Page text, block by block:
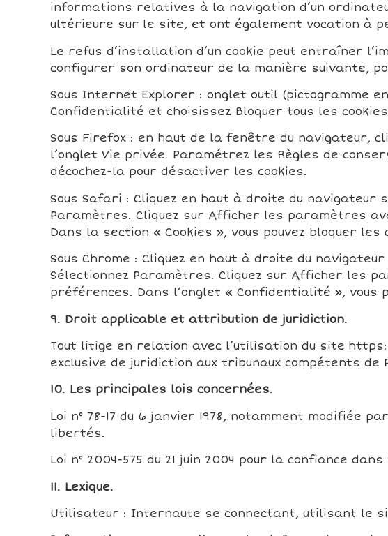
informations relatives à la navigation d’un
ultérieure sur le site, et ont également vocation à
Le refus d’installation d’un cookie peut entraîner
configurer son ordinateur de la manière suivante,
Sous Internet Explorer : onglet outil (pictogramme
Confidentialité et choisissez Bloquer tous les
Sous Firefox : en haut de la fenêtre du navigateur,
l’onglet Vie privée. Paramétrez les Règles de
décochez-la pour désactiver les cookies.
Sous Safari : Cliquez en haut à droite du navigateur
Paramètres. Cliquez sur Afficher les paramètres
Dans la section « Cookies », vous pouvez bloquer les
Sous Chrome : Cliquez en haut à droite du
Sélectionnez Paramètres. Cliquez sur Afficher les
préférences. Dans l’onglet « Confidentialité », vous
9. Droit applicable et attribution de juridiction.
Tout litige en relation avec l’utilisation du site
exclusive de juridiction aux tribunaux compétents de
10. Les principales lois concernées.
Loi n° 78-17 du 6 janvier 1978, notamment modifiée
libertés.
Loi n° 2004-575 du 21 juin 2004 pour la confiance dans
11. Lexique.
Utilisateur : Internaute se connectant, utilisant le